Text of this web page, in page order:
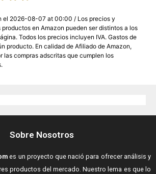
el 2026-08-07 at 00:00 / Los precios y
en Amazon pueden ser distintos a los
Todos los precios incluyen IVA. Gastos de
producto. En calidad de Afiliado de Amazon,
las compras adscritas que cumplen los
Sobre Nosotros
es un proyecto que nació para ofrecer análisis y
productos del mercado. Nuestro lema es que lo